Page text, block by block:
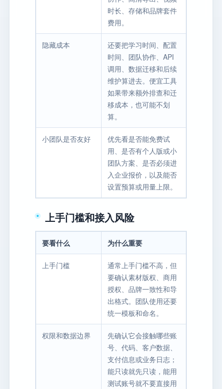
时长、存储和品牌套件
费用。
隐藏成本
还要把学习时间、配置
时间、团队协作、API
调用、数据迁移和后续
维护算进去。便宜工具
如果带来额外排查和迁
移成本，也可能不划
算。
小团队是否友好
优先看是否能免费试
用、是否有个人版或小
团队方案、是否必须进
入企业报价，以及能否
设置预算或用量上限。
上手门槛和接入风险
要看什么 为什么重要
上手门槛
通常上手门槛不高，但
要确认素材版权、商用
授权、品牌一致性和导
出格式。团队使用还要
统一模板和命名。
权限和数据边界
先确认它会接触哪些账
号、代码、客户数据、
支付信息或业务日志；
能只读就先只读，能用
测试账号就不要直接用